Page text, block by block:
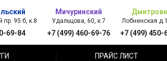
пр. 95 б, к.8
69-84
Мичуринский
Удальцова, 60, к.7
+7 (499) 460-69-76
Лобненская
+7 (499) 450-
ПРАЙС ЛИСТ